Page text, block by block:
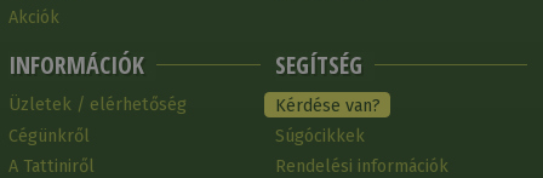
Akciók
INFORMÁCIÓK
Üzletek / elérhetőség
Cégünkről
A Tattiniről
SEGÍTSÉG
Kérdése van?
Súgócikkek
Rendelési információk